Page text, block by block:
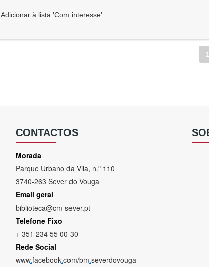
Adicionar à lista 'Com interesse'
1
CONTACTOS
Morada
Parque Urbano da Vila, n.º 110
3740-263 Sever do Vouga
Email geral
biblioteca@cm-sever.pt
Telefone Fixo
+ 351 234 55 00 30
Rede Social
www.facebook.com/bm.severdovouga